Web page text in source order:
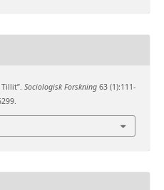
Sociologisk Forskning63 (1):111-